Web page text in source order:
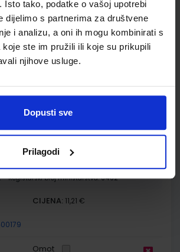
Isto tako, podatke o vašoj upotrebi
dijelimo s partnerima za društvene
i analizu, a oni ih mogu kombinirati s
koje ste im pružili ili koje su prikupili
njihove usluge.
Dopusti sve
Prilagodi
Josip Jukić Dinko Marin Ana Mesić
Registarski broj ministarstva: 6013-DOM
CIJENA:12,00 €
Omot
iz povijesti za peti razred osnovne
Registarski broj ministarstva:6462
CIJENA: 11,21 €
Omot